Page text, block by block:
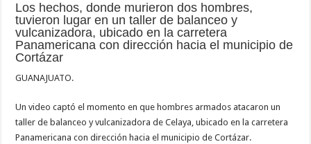
Los hechos, donde murieron dos hombres,
tuvieron lugar en un taller de balanceo y
vulcanizadora, ubicado en la carretera
Panamericana con dirección hacia el municipio de
Cortázar
GUANAJUATO.
Un video captó el momento en que hombres armados atacaron un
taller de balanceo y vulcanizadora de Celaya, ubicado en la carretera
Panamericana con dirección hacia el municipio de Cortázar.